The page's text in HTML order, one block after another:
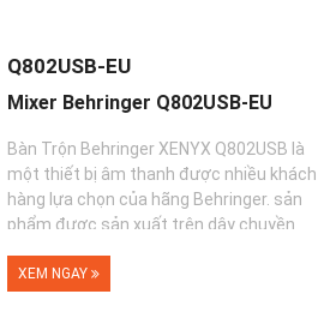
Q802USB-EU
Mixer Behringer Q802USB-EU
Bàn Trộn Behringer XENYX Q802USB là
một thiết bị âm thanh được nhiều khách
hàng lựa chọn của hãng Behringer. sản
phẩm được sản xuất trên dây chuyền
XEM NGAY